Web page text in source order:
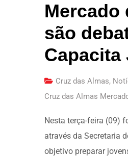
Mercado
são
Capacita
Cruz das Almas,
Cruz das Almas
Nesta terça-feira (09)
através da Secretaria
objetivo preparar